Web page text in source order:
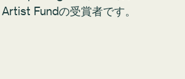
Fundの受賞者です。